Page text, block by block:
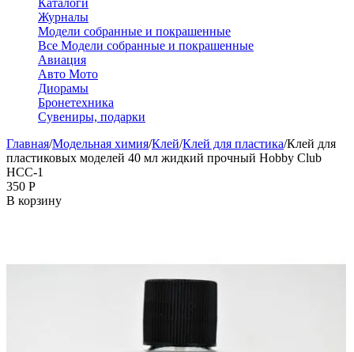
Каталоги
Журналы
Модели собранные и покрашенные
Все Модели собранные и покрашенные
Авиация
Авто Мото
Диорамы
Бронетехника
Сувениры, подарки
Главная/Модельная химия/Клей/Клей для пластика/Клей для
пластиковых моделей 40 мл жидкий прочный Hobby Club
HCC-1
‍350‍ Р
В корзину